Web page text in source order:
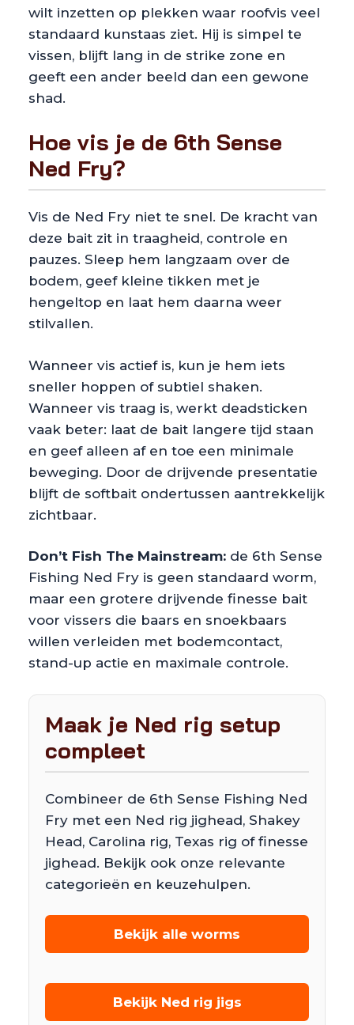
wilt inzetten op plekken waar roofvis veel
standaard kunstaas ziet. Hij is simpel te
vissen, blijft lang in de strike zone en
geeft een ander beeld dan een gewone
shad.
Hoe vis je de 6th Sense
Ned Fry?
Vis de Ned Fry niet te snel. De kracht van
deze bait zit in traagheid, controle en
pauzes. Sleep hem langzaam over de
bodem, geef kleine tikken met je
hengeltop en laat hem daarna weer
stilvallen.
Wanneer vis actief is, kun je hem iets
sneller hoppen of subtiel shaken.
Wanneer vis traag is, werkt deadsticken
vaak beter: laat de bait langere tijd staan
en geef alleen af en toe een minimale
beweging. Door de drijvende presentatie
blijft de softbait ondertussen aantrekkelijk
zichtbaar.
Don’t Fish The Mainstream: de 6th Sense
Fishing Ned Fry is geen standaard worm,
maar een grotere drijvende finesse bait
voor vissers die baars en snoekbaars
willen verleiden met bodemcontact,
stand-up actie en maximale controle.
Maak je Ned rig setup
compleet
Combineer de 6th Sense Fishing Ned
Fry met een Ned rig jighead, Shakey
Head, Carolina rig, Texas rig of finesse
jighead. Bekijk ook onze relevante
categorieën en keuzehulpen.
Bekijk alle worms
Bekijk Ned rig jigs